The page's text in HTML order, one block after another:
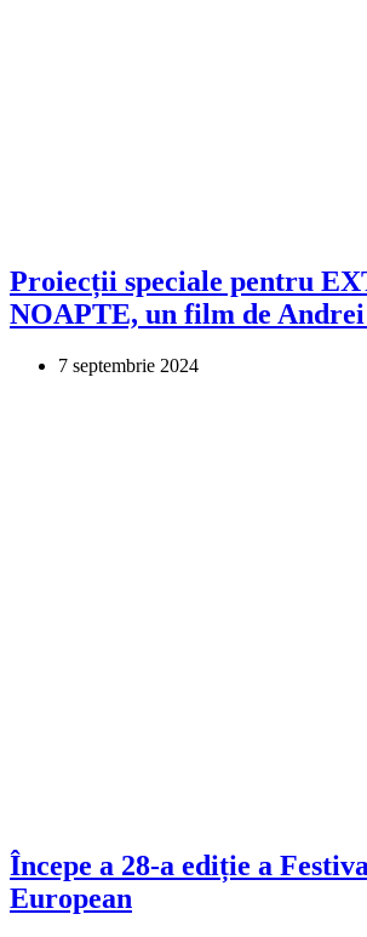
Proiecții speciale pentru
NOAPTE, un film de
7 septembrie 2024
Începe a 28-a ediție a
European